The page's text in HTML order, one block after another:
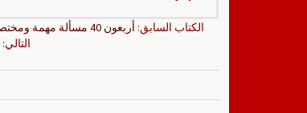
الكتاب السابق: أربعون 40 مسألة مهمة ومختصرة مما لا يسع المسلم الجهل بها في أحكام صلاة المسافر ابن تيمية، ابن باز، ابن عثيمين
التالي: